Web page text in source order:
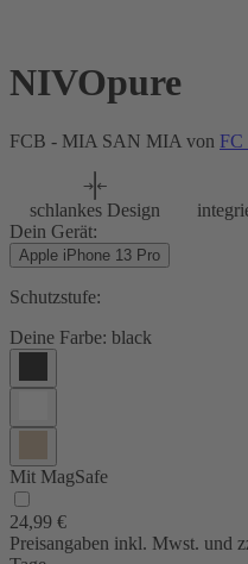
NIVOpure
FCB - MIA SAN MIA von FC
schlankes Design
Dein Gerät:
Apple iPhone 13 Pro
Schutzstufe:
Deine Farbe: black
Mit MagSafe
24,99 €
Preisangaben inkl. Mwst. und